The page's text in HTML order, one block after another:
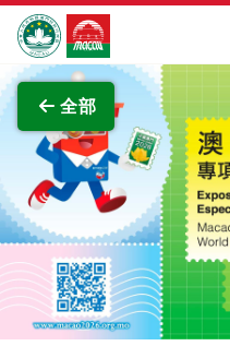
跳至主内容
澳門特別行政區政府旅遊局
全部